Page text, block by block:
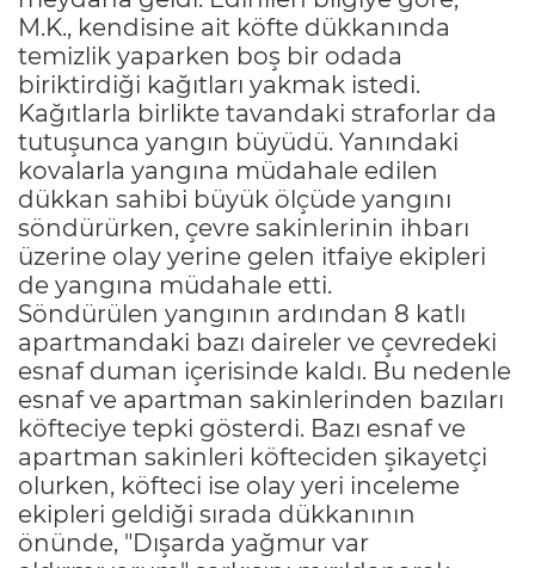
M.K., kendisine ait köfte dükkanında
temizlik yaparken boş bir odada
biriktirdiği kağıtları yakmak istedi.
Kağıtlarla birlikte tavandaki straforlar da
tutuşunca yangın büyüdü. Yanındaki
kovalarla yangına müdahale edilen
dükkan sahibi büyük ölçüde yangını
söndürürken, çevre sakinlerinin ihbarı
üzerine olay yerine gelen itfaiye ekipleri
de yangına müdahale etti.
Söndürülen yangının ardından 8 katlı
apartmandaki bazı daireler ve çevredeki
esnaf duman içerisinde kaldı. Bu nedenle
esnaf ve apartman sakinlerinden bazıları
köfteciye tepki gösterdi. Bazı esnaf ve
apartman sakinleri köfteciden şikayetçi
olurken, köfteci ise olay yeri inceleme
ekipleri geldiği sırada dükkanının
önünde, "Dışarda yağmur var